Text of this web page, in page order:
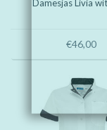
Damesjas Livia
€46,00